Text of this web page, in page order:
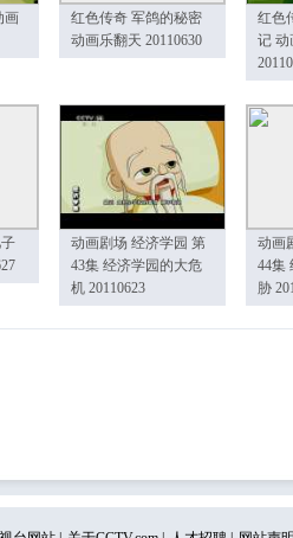
画
红色传奇 军鸽的秘密
动画乐翻天 20110630
红色
记 动
动画剧场 经济学园 第
43集 经济学园的大危
机 20110623
动画
44集
胁